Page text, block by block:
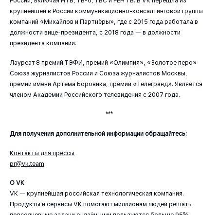
крупнейшей в России коммуникационно-консалтинговой группы
компаний «Михайлов и Партнёры», где с 2015 года работала в
должности вице-президента, с 2018 года — в должности
президента компании.
Лауреат 8 премий ТЭФИ, премий «Олимпия», «Золотое перо»
Союза журналистов России и Союза журналистов Москвы,
премии имени Артёма Боровика, премии «Телегранд». Является
членом Академии Российского телевидения с 2007 года.
***
Для получения дополнительной информации обращайтесь:
Контакты для прессы
pr@vk.team
О VK
VK — крупнейшая российская технологическая компания.
Продукты и сервисы VK помогают миллионам людей решать